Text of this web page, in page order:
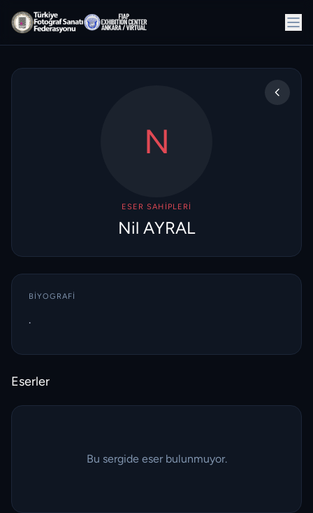
N
ESER SAHIPLERI
Nil AYRAL
BIYOGRAFI
.
Eserler
Bu sergide eser bulunmuyor.